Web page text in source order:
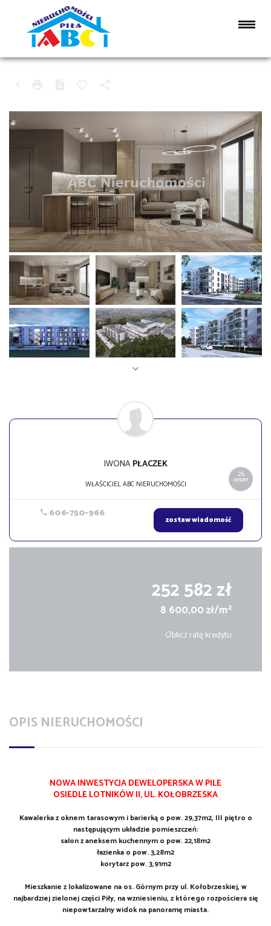
PIŁA
MIESZKANIE NA SPRZEDAŻ
26
OFERT
IWONAPŁACZEK
WŁAŚCICIEL ABC NIERUCHOMOŚCI
606-750-966 zostaw wiadomość
252 582 zł
8 600,00 zł/m2
Oblicz ratę kredytu
OPIS NIERUCHOMOŚCI
NOWA INWESTYCJA DEWELOPERSKA W PILE
OSIEDLE LOTNIKÓW II, UL. KOŁOBRZESKA
Kawalerka z oknem tarasowym i barierką o pow. 29,37m2, III piętro o
następującym układzie pomieszczeń:
salon z aneksem kuchennym o pow. 22,18m2
łazienka o pow. 3,28m2
korytarz pow. 3,91m2
Mieszkanie z lokalizowane na os. Górnym przy ul. Kołobrzeskiej, w
najbardziej zielonej części Piły, na wzniesieniu, z którego rozpościera się
niepowtarzalny widok na panoramę miasta.